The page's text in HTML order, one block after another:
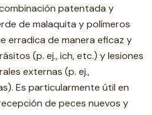
patentada y
de malaquita y polímeros
erradica de manera eficaz y
(p. ej., ich, etc.) y lesiones
externas (p. ej.,
Es particularmente útil en
de peces nuevos y